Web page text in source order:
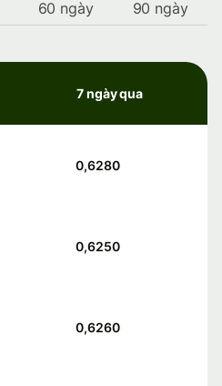
60 ngày 90 ngày
7 ngày qua
0,6280
0,6250
0,6260